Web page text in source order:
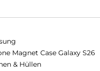
Magnet Case Galaxy S26
& Hüllen